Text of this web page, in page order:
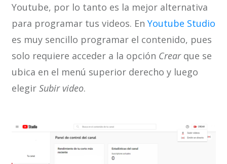
Youtube, por lo tanto es la mejor alternativa
para programar tus videos. En Youtube Studio
es muy sencillo programar el contenido, pues
solo requiere acceder a la opción Crear que se
ubica en el menú superior derecho y luego
elegir Subir video.